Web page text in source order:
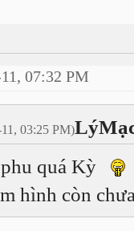
07:32 PM
03:25 PM)
quá Kỳ
hình còn